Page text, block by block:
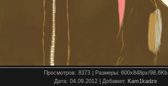
Просмотров: 8373 | Размеры: 600x848px/98.6Kb
Дата: 04.09.2012 | Добавил: Kam1kadze